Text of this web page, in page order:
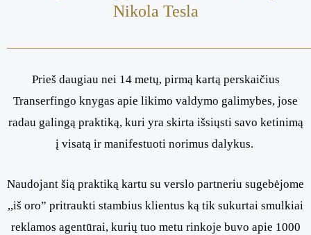
Nikola Tesla
Prieš daugiau nei 14 metų, pirmą kartą perskaičius
Transerfingo knygas apie likimo valdymo galimybes, jose
radau galingą praktiką, kuri yra skirta išsiųsti savo ketinimą
į visatą ir manifestuoti norimus dalykus.
Naudojant šią praktiką kartu su verslo partneriu sugebėjome
,,iš oro” pritraukti stambius klientus ką tik sukurtai smulkiai
reklamos agentūrai, kurių tuo metu rinkoje buvo apie 1000